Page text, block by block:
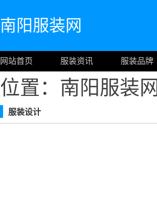
南阳服装网
网站首页 服装资讯 服装品牌
位置：南阳服装网
服装设计